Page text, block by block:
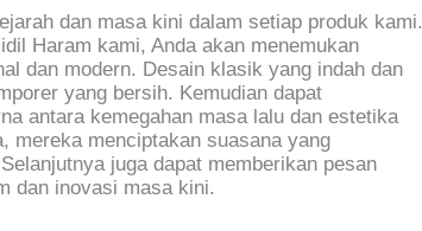
dan masa kini dalam setiap produk kami.
Haram kami, Anda akan menemukan
dan modern. Desain klasik yang indah dan
yang bersih. Kemudian dapat
antara kemegahan masa lalu dan estetika
mereka menciptakan suasana yang
juga dapat memberikan pesan
dan inovasi masa kini.